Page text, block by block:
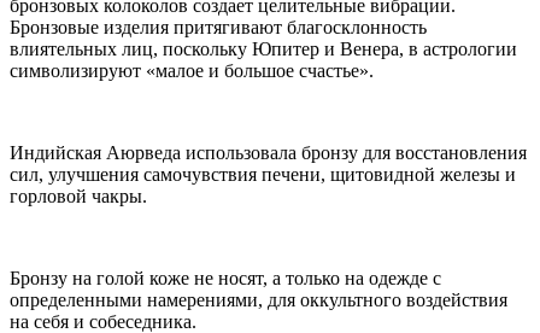
бронзовых колоколов создает целительные вибрации.
Бронзовые изделия притягивают благосклонность
влиятельных лиц, поскольку Юпитер и Венера, в астрологии
символизируют «малое и большое счастье».
Индийская Аюрведа использовала бронзу для восстановления
сил, улучшения самочувствия печени, щитовидной железы и
горловой чакры.
Бронзу на голой коже не носят, а только на одежде с
определенными намерениями, для оккультного воздействия
на себя и собеседника.